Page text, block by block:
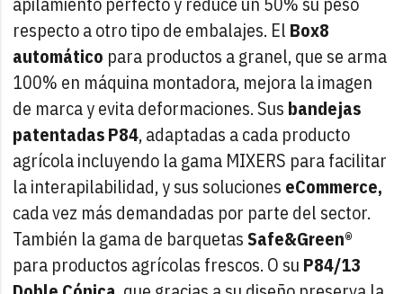
respecto a otro tipo de embalajes. El Box8
automático para productos a granel, que se arma
100% en máquina montadora, mejora la imagen
de marca y evita deformaciones. Sus bandejas
patentadas P84, adaptadas a cada producto
agrícola incluyendo la gama MIXERS para facilitar
la interapilabilidad, y sus soluciones eCommerce,
cada vez más demandadas por parte del sector.
También la gama de barquetasSafe&Green®
para productos agrícolas frescos. O su P84/13